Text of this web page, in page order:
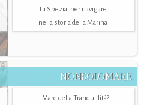
La Spezia. per navigare
nella storia della Marina
NONSOLOMARE
Il Mare della Tranquillità?